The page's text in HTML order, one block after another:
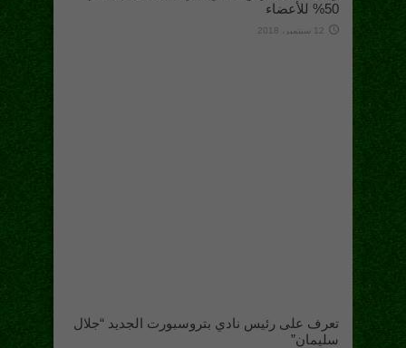
50% للأعضاء
12 سبتمبر، 2018
تعرف على رئيس نادي بتروسبورت الجديد “جلال
سليمان”